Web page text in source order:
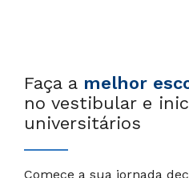
Faça a melhor
no vestibular e
universitários
Comece a sua jornada